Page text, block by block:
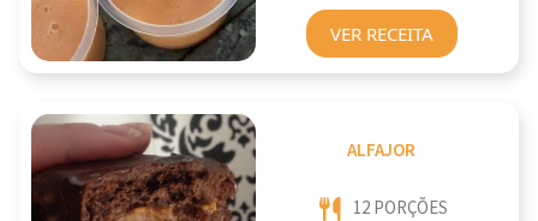
VER RECEITA
ALFAJOR
12 PORÇÕES